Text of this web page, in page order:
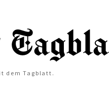
dem Tagblatt.